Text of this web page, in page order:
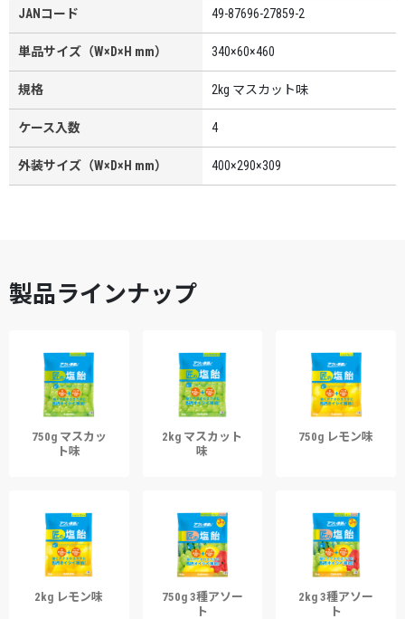
JANコード 49-87696-27859-2
単品サイズ（W×D×H mm） 340×60×460
規格 2kg マスカット味
ケース入数 4
外装サイズ（W×D×H mm） 400×290×309
製品ラインナップ
750g マスカッ
ト味
2kg マスカット
味
750g レモン味
2kg レモン味
750g 3種アソー
ト
2kg 3種アソー
ト